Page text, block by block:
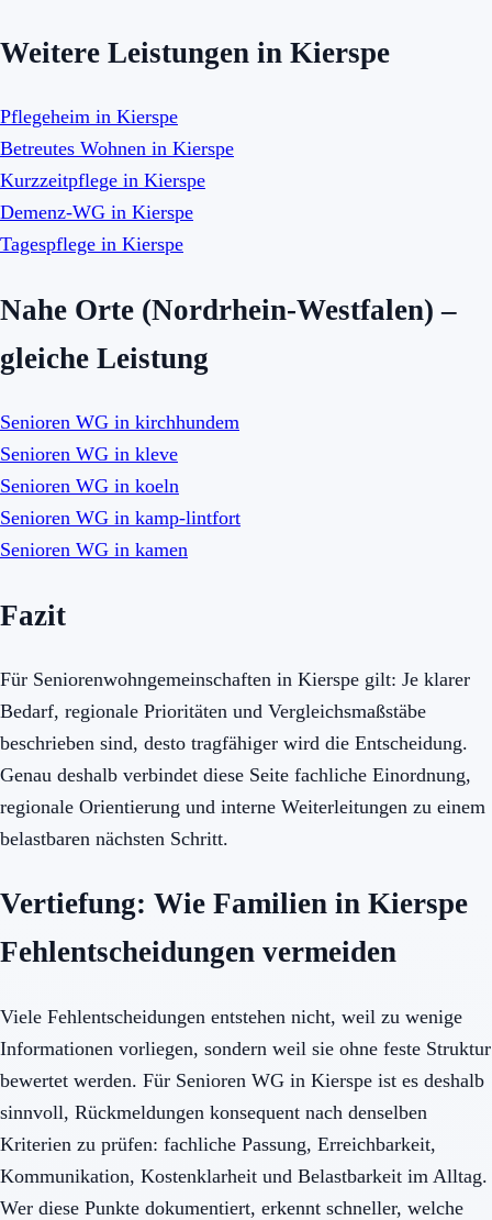
Weitere Leistungen in Kierspe
Pflegeheim in Kierspe
Betreutes Wohnen in Kierspe
Kurzzeitpflege in Kierspe
Demenz-WG in Kierspe
Tagespflege in Kierspe
Nahe Orte (Nordrhein-Westfalen) –
gleiche Leistung
Senioren WG in kirchhundem
Senioren WG in kleve
Senioren WG in koeln
Senioren WG in kamp-lintfort
Senioren WG in kamen
Fazit
Für Seniorenwohngemeinschaften in Kierspe gilt: Je klarer
Bedarf, regionale Prioritäten und Vergleichsmaßstäbe
beschrieben sind, desto tragfähiger wird die Entscheidung.
Genau deshalb verbindet diese Seite fachliche Einordnung,
regionale Orientierung und interne Weiterleitungen zu einem
belastbaren nächsten Schritt.
Vertiefung: Wie Familien in Kierspe
Fehlentscheidungen vermeiden
Viele Fehlentscheidungen entstehen nicht, weil zu wenige
Informationen vorliegen, sondern weil sie ohne feste Struktur
bewertet werden. Für Senioren WG in Kierspe ist es deshalb
sinnvoll, Rückmeldungen konsequent nach denselben
Kriterien zu prüfen: fachliche Passung, Erreichbarkeit,
Kommunikation, Kostenklarheit und Belastbarkeit im Alltag.
Wer diese Punkte dokumentiert, erkennt schneller, welche